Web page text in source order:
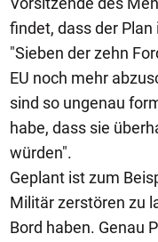
findet, dass der
"Sieben der zehn
EU noch mehr
sind so ungenau
habe, dass sie
würden".
Geplant ist zum
Militär zerstören zu
Bord haben. Genau